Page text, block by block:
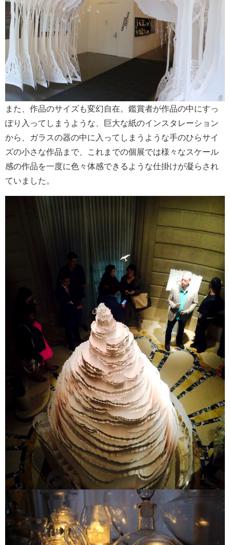
また、作品のサイズも変幻自在。鑑賞者が作品の中にすっ
ぽり入ってしまうような、巨大な紙のインスタレーション
から、ガラスの器の中に入ってしまうような手のひらサイ
ズの小さな作品まで、これまでの個展では様々なスケール
感の作品を一度に色々体感できるような仕掛けが凝らされ
ていました。